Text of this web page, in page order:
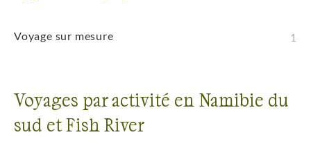
Voyage sur mesure 1
Voyages par activité en Namibie du
sud et Fish River